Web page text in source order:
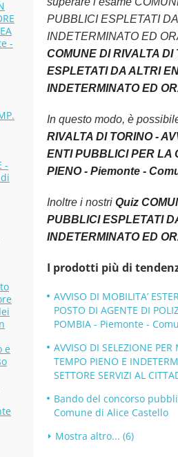
-
-
e
PUBBLICI ESPLETATI
INDETERMINATO ED
COMUNE DI RIVALTA
ESPLETATI DA ALTRI
INDETERMINATO ED
In questo modo, è
RIVALTA DI TORINO -
ENTI PUBBLICI PER LA
PIENO - Piemonte -
Inoltre i nostri Quiz
PUBBLICI ESPLETATI
INDETERMINATO ED
I prodotti più di
AVVISO DI MOBILITA’
POSTO DI AGENTE DI
POMBIA - Piemonte -
AVVISO DI SELEZIONE
TEMPO PIENO E
SETTORE SERVIZI AL
Bando del concorso
Comune di Alice Castello
Mostra altro... (6)